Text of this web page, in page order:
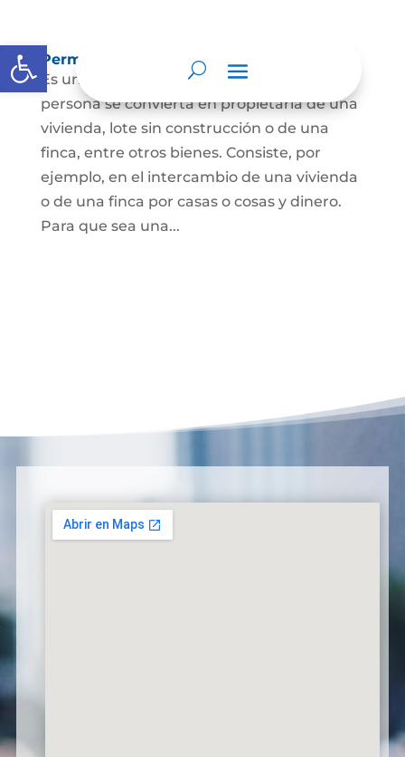
Abrir barra de herramientas
Permuta de Inmuebles
Es uno de los contratos para que una
persona se convierta en propietaria de una
vivienda, lote sin construcción o de una
finca, entre otros bienes. Consiste, por
ejemplo, en el intercambio de una vivienda
o de una finca por casas o cosas y dinero.
Para que sea una...